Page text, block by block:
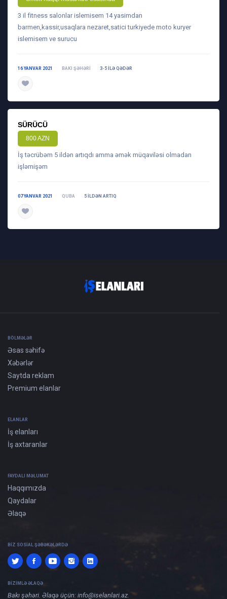
3 il fitness salonlar islemisem 14 yasimdan
barmen,kassir,usaqlara nezaret,satici turkiyede moto kuryer
islemisem ve surucu
16 YANVAR 2021 BAKI ŞƏHƏRI 3-5 ILƏ QƏDƏR
SÜRÜCÜ
800 AZN
İş təcrübəm 5 ildən artıqdı amma əmək müqaviləsi olmadan
işləmişəm
07 YANVAR 2021 QUBA 5 ILDƏN ARTIQ
BÖLMƏLƏR
Əsas səhifə
Xəbərlər
Saytda reklam
Premium elanlar
ELANLAR
İş elanları
İş axtaranlar
FAYDALI MƏLUMAT
Haqqımızda
Qaydalar
Əlaqə
BIZ SOSIAL ŞƏBƏKƏLƏRDƏ
BIZIMLƏ ƏLAQƏ
Bakı şəhəri. Əlaqə üçün: info@iselanlari.az.